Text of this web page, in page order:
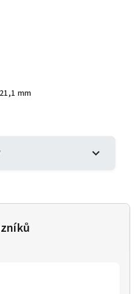
mm
expand_more